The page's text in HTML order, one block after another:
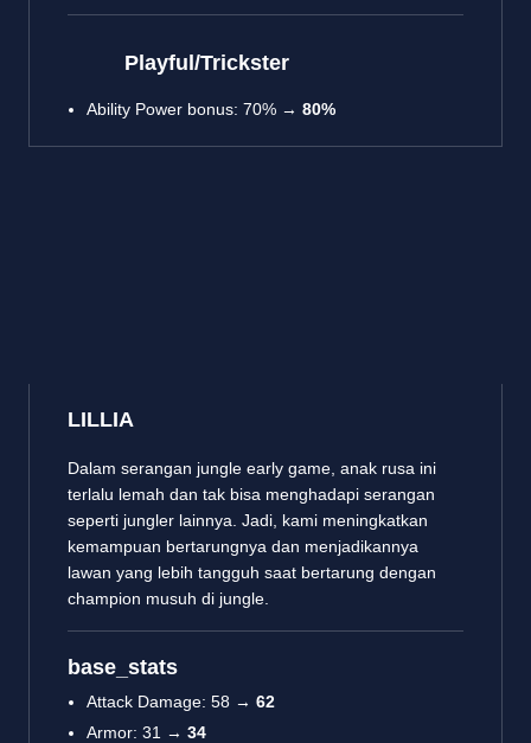
Playful/Trickster
Ability Power bonus: 70% → 80%
LILLIA
Dalam serangan jungle early game, anak rusa ini
terlalu lemah dan tak bisa menghadapi serangan
seperti jungler lainnya. Jadi, kami meningkatkan
kemampuan bertarungnya dan menjadikannya
lawan yang lebih tangguh saat bertarung dengan
champion musuh di jungle.
base_stats
Attack Damage: 58 → 62
Armor: 31 → 34